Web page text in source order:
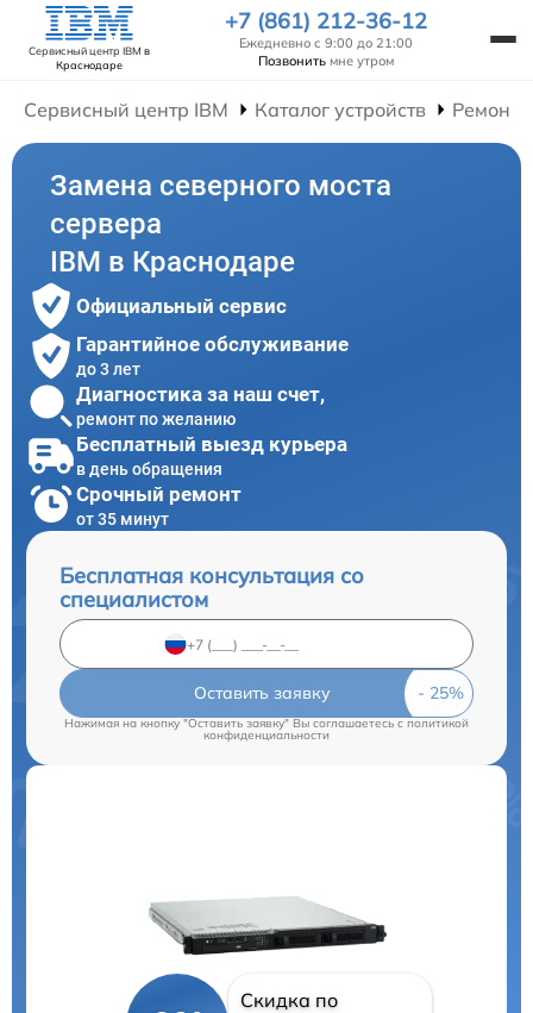
Сервисный центр IBM в
Краснодаре
+7 (861) 212-36-12
Ежедневно с 9:00 до 21:00
Позвонить мне утром
Сервисный центр IBM Каталог устройств Ремонт
Замена северного моста
сервера
IBM в Краснодаре
Официальный сервис
Гарантийное обслуживание
до 3 лет
Диагностика за наш счет,
ремонт по желанию
Бесплатный выезд курьера
в день обращения
Срочный ремонт
от 35 минут
Бесплатная консультация со
специалистом
Оставить заявку
Нажимая на кнопку "Оставить заявку" Вы соглашаетесь c политикой
конфиденциальности
Скидка по